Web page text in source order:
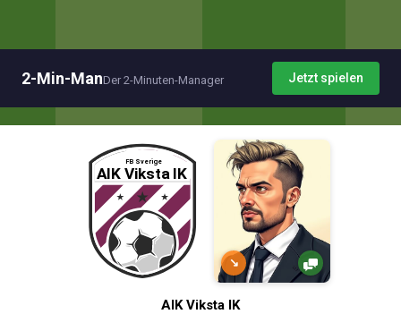
2-Min-ManDer 2-Minuten-Manager Jetzt spielen
↘
AIK Viksta IK